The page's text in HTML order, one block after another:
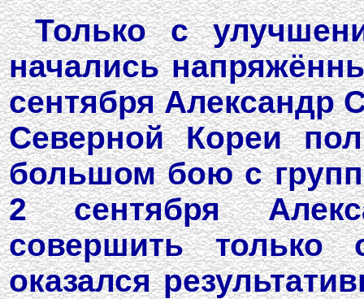
Только с
начались
сентября Александр
Северной Кореи
большом бою с
2 сентября
совершить
оказался